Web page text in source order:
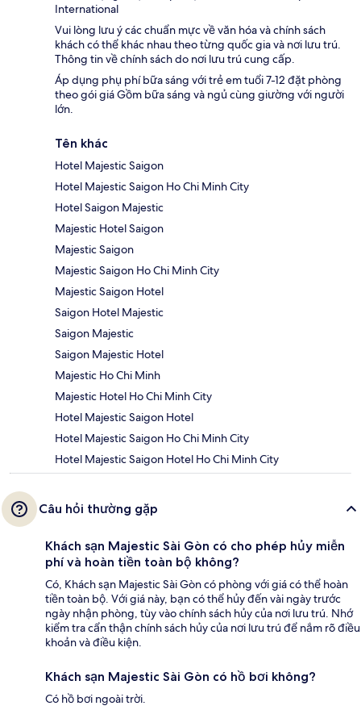
International
Vui lòng lưu ý các chuẩn mực về văn hóa và chính sách
khách có thể khác nhau theo từng quốc gia và nơi lưu trú.
Thông tin về chính sách do nơi lưu trú cung cấp.
Áp dụng phụ phí bữa sáng với trẻ em tuổi 7-12 đặt phòng
theo gói giá Gồm bữa sáng và ngủ cùng giường với người
lớn.
Tên khác
Hotel Majestic Saigon
Hotel Majestic Saigon Ho Chi Minh City
Hotel Saigon Majestic
Majestic Hotel Saigon
Majestic Saigon
Majestic Saigon Ho Chi Minh City
Majestic Saigon Hotel
Saigon Hotel Majestic
Saigon Majestic
Saigon Majestic Hotel
Majestic Ho Chi Minh
Majestic Hotel Ho Chi Minh City
Hotel Majestic Saigon Hotel
Hotel Majestic Saigon Ho Chi Minh City
Hotel Majestic Saigon Hotel Ho Chi Minh City
Câu hỏi thường gặp
Khách sạn Majestic Sài Gòn có cho phép hủy miễn
phí và hoàn tiền toàn bộ không?
Có, Khách sạn Majestic Sài Gòn có phòng với giá có thể hoàn
tiền toàn bộ. Với giá này, bạn có thể hủy đến vài ngày trước
ngày nhận phòng, tùy vào chính sách hủy của nơi lưu trú. Nhớ
kiểm tra cẩn thận chính sách hủy của nơi lưu trú để nắm rõ điều
khoản và điều kiện.
Khách sạn Majestic Sài Gòn có hồ bơi không?
Có hồ bơi ngoài trời.